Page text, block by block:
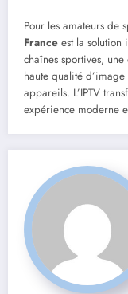
Pour les amateurs de
France est la solution
chaînes sportives,
haute qualité
appareils. L’IPTV
expérience moderne